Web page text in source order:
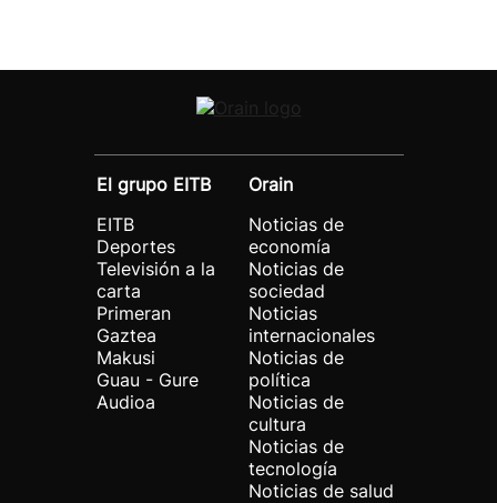
El grupo EITB
EITB
Deportes
Televisión a la
carta
Primeran
Gaztea
Makusi
Guau - Gure
Audioa
Orain
Noticias de
economía
Noticias de
sociedad
Noticias
internacionales
Noticias de
política
Noticias de
cultura
Noticias de
tecnología
Noticias de salud